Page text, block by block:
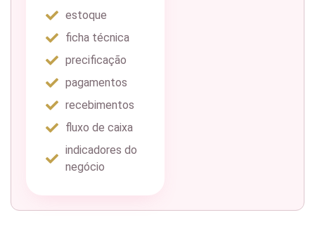
estoque
ficha técnica
precificação
pagamentos
recebimentos
fluxo de caixa
indicadores do
negócio